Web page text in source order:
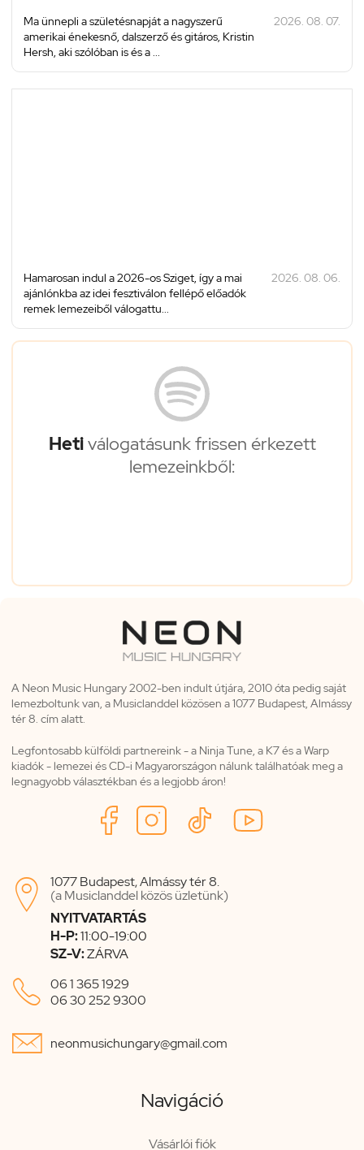
Ma ünnepli a születésnapját a nagyszerű
amerikai énekesnő, dalszerző és gitáros, Kristin
Hersh, aki szólóban is és a ...
2026. 08. 07.
Hamarosan indul a 2026-os Sziget, így a mai
ajánlónkba az idei fesztiválon fellépő előadók
remek lemezeiből válogattu...
2026. 08. 06.
Hetiválogatásunk frissen érkezett
lemezeinkből:
A Neon Music Hungary 2002-ben indult útjára, 2010 óta pedig saját
lemezboltunk van, a Musiclanddel közösen a 1077 Budapest, Almássy
tér 8. cím alatt.
Legfontosabb külföldi partnereink - a Ninja Tune, a K7 és a Warp
kiadók - lemezei és CD-i Magyarországon nálunk találhatóak meg a
legnagyobb választékban és a legjobb áron!

1077 Budapest, Almássy tér 8.
(a Musiclanddel közös üzletünk)
NYITVATARTÁS
H-P:11:00-19:00
SZ-V:ZÁRVA
 06 1 365 1929
06 30 252 9300
 neonmusichungary@gmail.com
Navigáció
Vásárlói fiók